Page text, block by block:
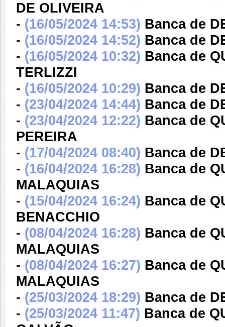
DE OLIVEIRA
- (16/05/2024 14:53) Banca de
- (16/05/2024 14:52) Banca de
- (16/05/2024 10:32) Banca de
TERLIZZI
- (16/05/2024 10:29) Banca de
- (23/04/2024 14:44) Banca de
- (23/04/2024 12:22) Banca de
PEREIRA
- (17/04/2024 08:40) Banca de
- (16/04/2024 16:28) Banca de
MALAQUIAS
- (15/04/2024 16:24) Banca de
BENACCHIO
- (08/04/2024 16:28) Banca de
MALAQUIAS
- (08/04/2024 16:27) Banca de
MALAQUIAS
- (25/03/2024 18:29) Banca de
- (25/03/2024 11:47) Banca de